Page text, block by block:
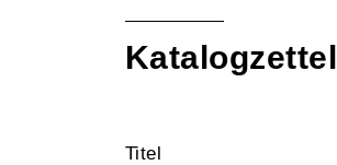
Katalogzettel
Titel